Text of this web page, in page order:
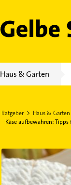
Gelbe
Haus & Garten
Ratgeber Haus & Garten
Käse aufbewahren: